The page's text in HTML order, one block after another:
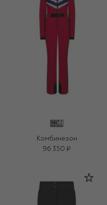
Комбинезон
96 350 ₽